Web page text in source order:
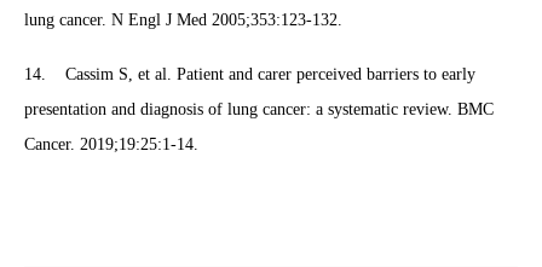
lung cancer. N Engl J Med 2005;353:123-132.
14. Cassim S, et al. Patient and carer perceived barriers to early
presentation and diagnosis of lung cancer: a systematic review. BMC
Cancer. 2019;19:25:1-14.